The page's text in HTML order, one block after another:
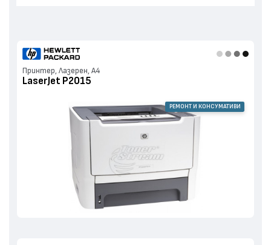
Принтер, Лазерен, А4
LaserJet P2015
РЕМОНТ И КОНСУМАТИВИ